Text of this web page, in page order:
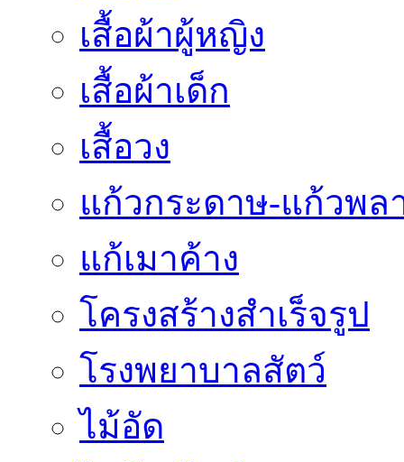
เสื้อผ้าผู้หญิง
เสื้อผ้าเด็ก
เสื้อวง
แก้วกระดาษ-แก้วพล
แก้เมาค้าง
โครงสร้างสำเร็จรูป
โรงพยาบาลสัตว์
ไม้อัด